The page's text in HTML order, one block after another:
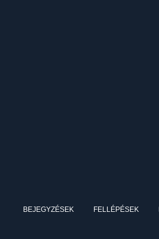
BEJEGYZÉSEK FELLÉPÉSEK